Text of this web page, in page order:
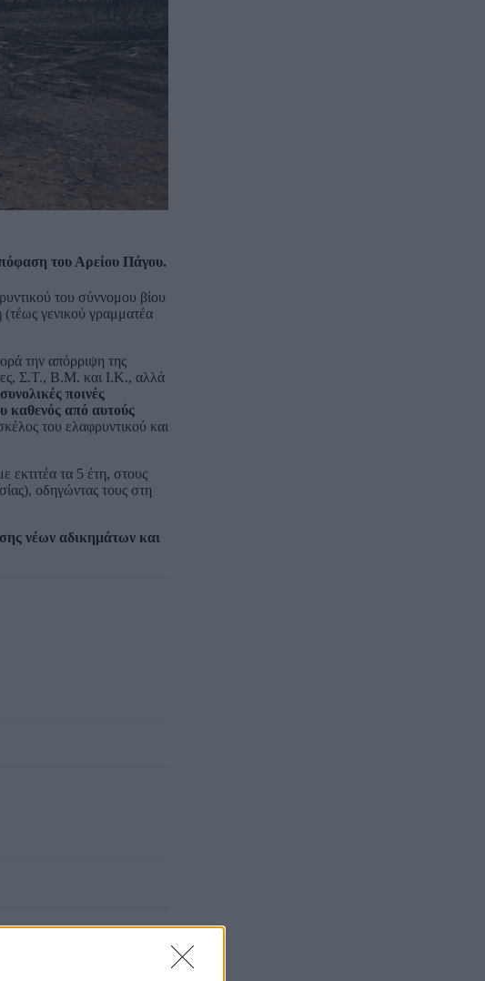
του Αρείου Πάγου.
του σύννομου βίου
γενικού γραμματέα
την απόρριψη της
Σ.Τ., Β.Μ. και Ι.Κ., αλλά
ποινές
καθενός από αυτούς
του ελαφρυντικού και
εκτιτέα τα 5 έτη, στους
οδηγώντας τους στη
νέων αδικημάτων και